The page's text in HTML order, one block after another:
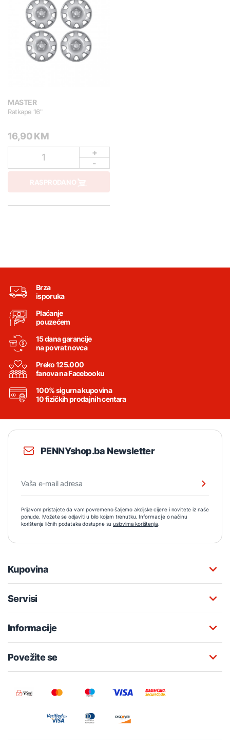
MASTER
Ratkape 16"
16,90 KM
1
+
-
RASPRODANO
Brza
isporuka
Plaćanje
pouzećem
15 dana garancije
na povrat novca
Preko 125.000
fanova na Facebooku
100% sigurna kupovina
10 fizičkih prodajnih centara
PENNYshop.ba Newsletter
Prijavom pristajete da vam povremeno šaljemo akcijske cijene i novitete iz naše
ponude. Možete se odjaviti u bilo kojem trenutku. Informacije o načinu
korištenja ličnih podataka dostupne su uslovima korištenja.
Kupovina
Servisi
Informacije
Povežite se